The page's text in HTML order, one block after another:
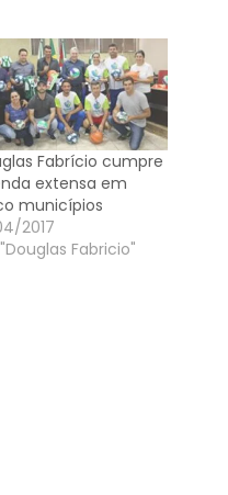
Fabrício cumpre
extensa em
municípios
2017
Fabricio"